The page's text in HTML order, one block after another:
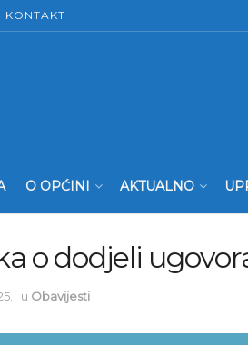
KONTAKT
O OPĆINI AKTUALNO
o dodjeli
u Obavijesti